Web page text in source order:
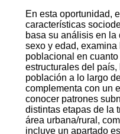
En esta oportunidad,
características
basa su análisis en
sexo y edad,
poblacional en
estructurales del
población a lo largo
complementa con un
conocer patrones
distintas etapas de la
área urbana/rural,
incluye un apartado